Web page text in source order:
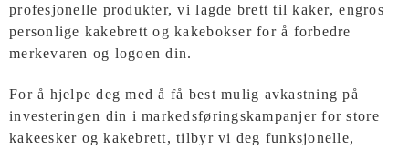
profesjonelle produkter, vi lagde brett til kaker, engros
personlige kakebrett og kakebokser for å forbedre
merkevaren og logoen din.
For å hjelpe deg med å få best mulig avkastning på
investeringen din i markedsføringskampanjer for store
kakeesker og kakebrett, tilbyr vi deg funksjonelle,